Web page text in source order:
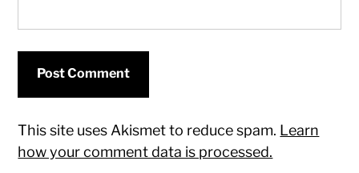
This site uses Akismet to reduce spam. Learn
how your comment data is processed.